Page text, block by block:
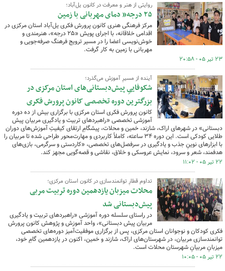
روایتی از هنر و معرفت در کانون یل‌آباد؛
۲۵ درجه” دمای مهربانی با زمین
مرکز فرهنگی هنری کانون پرورش فکری یل‌آباد استان مرکزی در
اقدامی خلاقانه، با اجرای پویش «۲۵ درجه»، هنرمندی و
خوش‌نویسی اعضا را در مسیر ترویج فرهنگ صرفه‌جویی و
مهربانی با زمین به کار گرفت.
۲۳ تیر ۰۵ - ۲۰:۵۸
آینده از مسیرِ آموزش می‌گذرد؛
شکوفاییِ پیش‌دبستانی‌های استان مرکزی در
بزرگترین دوره تخصصی کانون پرورش فکری
کانون پرورش فکری استان مرکزی با برگزاری بیش از ده دوره
آموزشی تخصصی «راهبردهای تربیت و یادگیری مربیان پیش
دبستانی» در شهرهای اراک، شازند، خمین و محلات، پیشگامِ ارتقای کیفیتِ آموزش‌های دوران
طلایی کودکی است. این دوره ۳۴ ساعته، کاملاً کاربردی و مهارت‌محور طراحی شده تا مربیان را
با ابزارهای نوینِ جذب و یادگیری در سرفصل‌های تخصصی، «کاردستی و سرگرمی، بازی‌های
هدفمند، شعر و سرود، نمایش عروسکی و خلاق، نقاشی و قصه‌گویی مجهز کند.
۲۲ تیر ۰۵ - ۱۱:۰۲
تداوم قطارِ توانمندسازی در کانون استان مرکزی؛
محلات میزبان یازدهمین دوره تربیت مربی
پیش‌دبستانی شد
در راستای سلسله‌ دوره آموزشی «راهبردهای تربیت و یادگیری
مربیان پیش دبستانی»، واحد آموزش و پژوهش کانون پرورش
فکری کودکان و نوجوانان استان مرکزی، پس از برگزاری موفقیت‌آمیز دوره‌های تخصصی
توانمندسازی مربیان، در شهرستان‌های اراک، شازند و خمین، اکنون در یازدهمین گامِ خود،
میزبانِ مربیانِ شهرستان محلات است.
۲۲ تیر ۰۵ - ۱۰:۰۵